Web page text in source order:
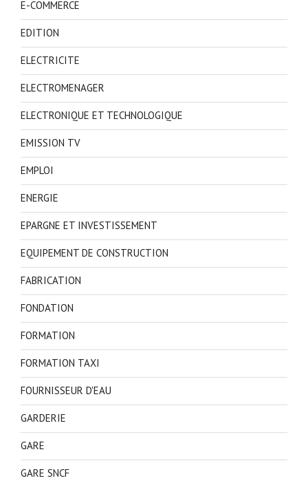
E-COMMERCE
EDITION
ELECTRICITE
ELECTROMENAGER
ELECTRONIQUE ET TECHNOLOGIQUE
EMISSION TV
EMPLOI
ENERGIE
EPARGNE ET INVESTISSEMENT
EQUIPEMENT DE CONSTRUCTION
FABRICATION
FONDATION
FORMATION
FORMATION TAXI
FOURNISSEUR D'EAU
GARDERIE
GARE
GARE SNCF